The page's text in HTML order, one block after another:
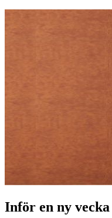
Inför en ny vecka